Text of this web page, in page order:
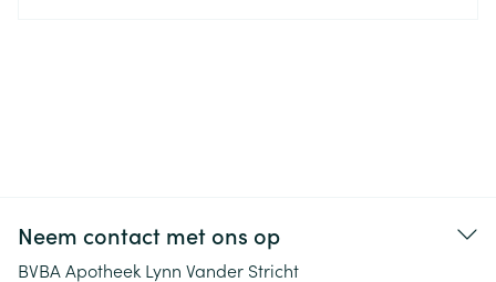
Neem contact met ons op
BVBA Apotheek Lynn Vander Stricht